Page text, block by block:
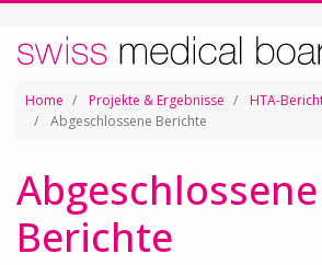
Home Projekte & Ergebnisse
HTA-
Abgeschlossene Berichte
Berichte